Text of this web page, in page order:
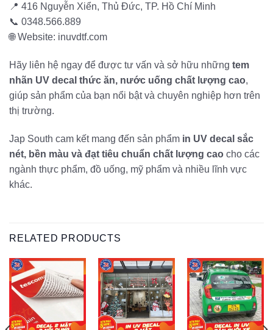
📍 416 Nguyễn Xiển, Thủ Đức, TP. Hồ Chí Minh
📞 0348.566.889
🌐 Website: inuvdtf.com
Hãy liên hệ ngay để được tư vấn và sở hữu những tem
nhãn UV decal thức ăn, nước uống chất lượng cao,
giúp sản phẩm của bạn nổi bật và chuyên nghiệp hơn trên
thị trường.
Jap South cam kết mang đến sản phẩm in UV decal sắc
nét, bền màu và đạt tiêu chuẩn chất lượng cao cho các
ngành thực phẩm, đồ uống, mỹ phẩm và nhiều lĩnh vực
khác.
RELATED PRODUCTS